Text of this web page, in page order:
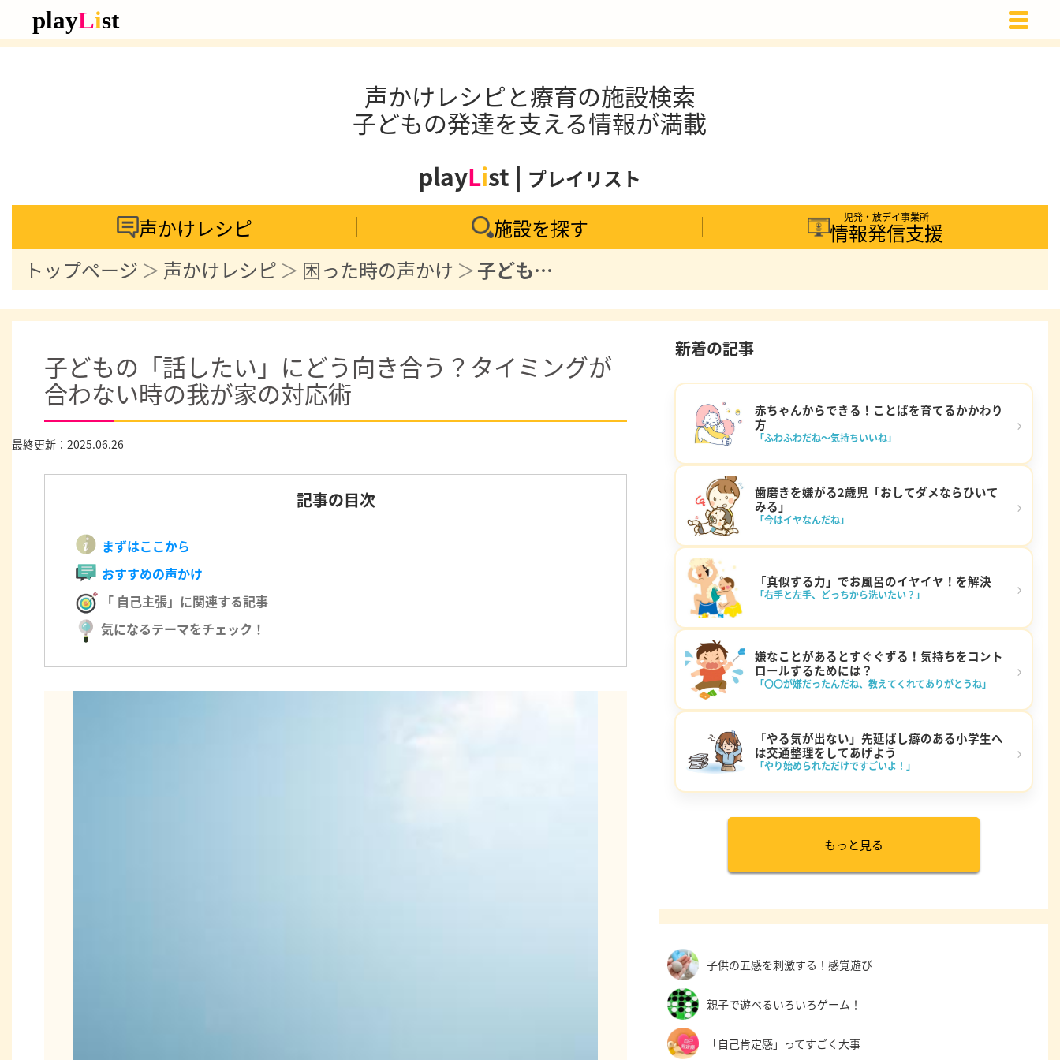
声かけレシピと療育の施設検索
子どもの発達を支える情報が満載
playList | プレイリスト
声かけレシピ
施設を探す 児発・放デイ事業所
情報発信支援
トップページ
声かけレシピ 困った時の声かけ 子どもの「話したい」にどう向き合う？タイミングが合わない時の我が家の対応術
子どもの「話したい」にどう向き合う？タイミングが
合わない時の我が家の対応術
最終更新：2025.06.26
記事の目次
まずはここから
おすすめの声かけ
「 自己主張」に関連する記事
気になるテーマをチェック！
新着の記事
赤ちゃんからできる！ことばを育てるかかわり
方
「ふわふわだね～気持ちいいね」
›
歯磨きを嫌がる2歳児「おしてダメならひいて
みる」
「今はイヤなんだね」
›
「真似する力」でお風呂のイヤイヤ！を解決
「右手と左手、どっちから洗いたい？」 ›
嫌なことがあるとすぐぐずる！気持ちをコント
ロールするためには？
「〇〇が嫌だったんだね、教えてくれてありがとうね」
›
「やる気が出ない」先延ばし癖のある小学生へ
は交通整理をしてあげよう
「やり始められただけですごいよ！」
›
もっと見る
子供の五感を刺激する！感覚遊び
親子で遊べるいろいろゲーム！
「自己肯定感」ってすごく大事